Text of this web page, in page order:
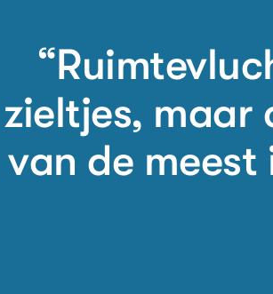
zieltjes, maar
van de